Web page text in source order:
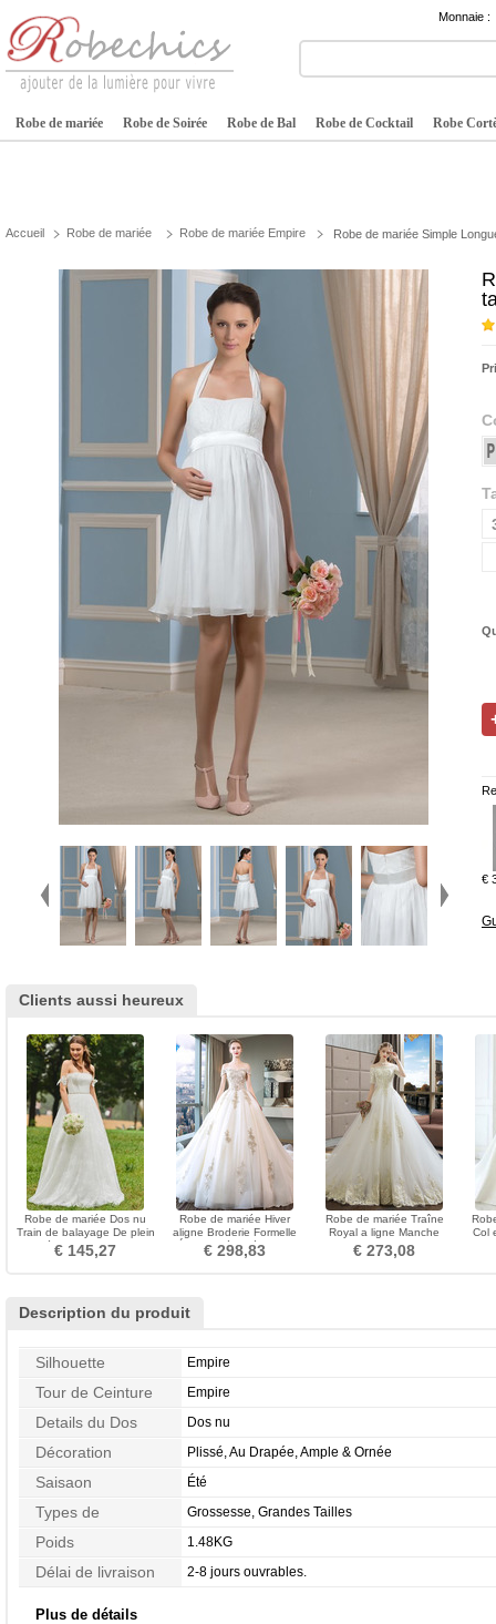
Monnaie :
Robe de mariée Robe de Soirée Robe de Bal Robe de Cocktail Robe
Accueil Robe de mariée Robe de mariée Empire Robe de mariée Simple
€
Clients aussi heureux
Robe de mariée Dos nu
Train de balayage De plein
air Elégant Tissu Dentelle
€ 145,27
Robe de mariée Hiver
aligne Broderie Formelle
Épaule Dégagée Salle
€ 298,83
Robe de mariée Traîne
Royal a ligne Manche
Courte Appliquer Poire
€ 273,08
Col
Description du produit
Silhouette Empire
Tour de Ceinture Empire
Details du Dos Dos nu
Décoration Plissé, Au Drapée, Ample & Ornée
Saisaon Été
Types de
Morphologie
Grossesse, Grandes Tailles
Poids 1.48KG
Délai de livraison 2-8 jours ouvrables.
Plus de détails